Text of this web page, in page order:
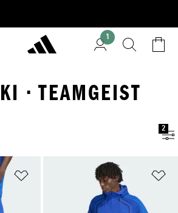
1
· TEAMGEIST
2
Dodaj do listy życzeń